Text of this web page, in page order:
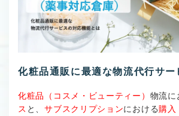
化粧品通販に最適な物流代行サ
化粧品（コスメ・ビューティー） 物流に
ス と、サブスクリプションにおける購入